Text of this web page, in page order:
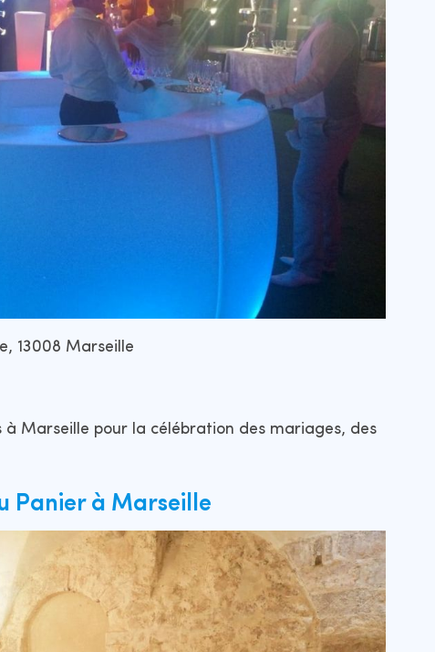
13008 Marseille
Marseille pour la célébration des mariages, des
Panier à Marseille